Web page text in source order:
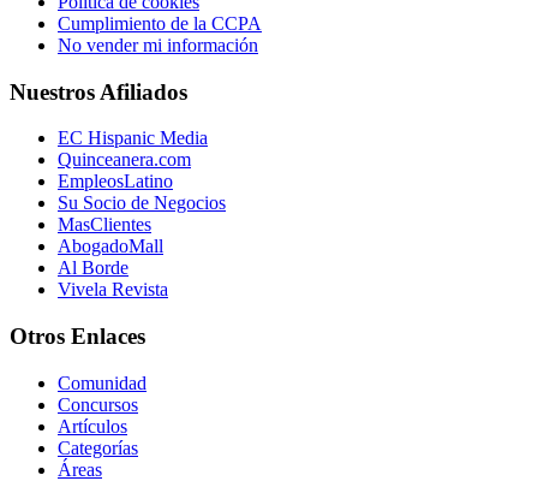
Cumplimiento de la CCPA
No vender mi información
Nuestros Afiliados
EC Hispanic Media
Quinceanera.com
EmpleosLatino
Su Socio de Negocios
MasClientes
AbogadoMall
Al Borde
Vivela Revista
Otros Enlaces
Comunidad
Concursos
Artículos
Categorías
Áreas